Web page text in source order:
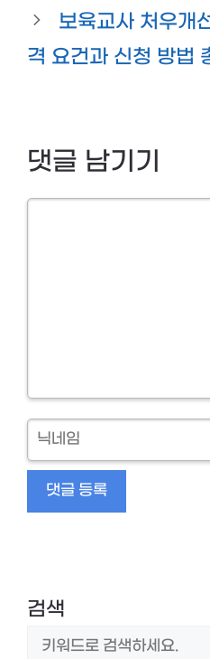
보육교사 처우개
격 요건과 신청 방법
댓글 남기기
닉
네
검색